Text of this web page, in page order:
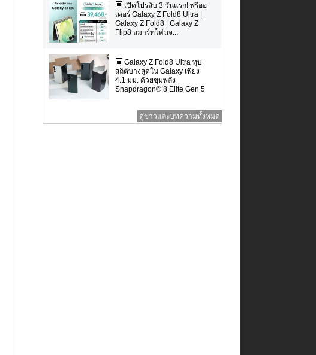
เปิดโปรลับ 3 วันแรก! พรีออ
เดอร์ Galaxy Z Fold8 Ultra |
Galaxy Z Fold8 | Galaxy Z
Flip8 สมาร์ทโฟนจ...
Galaxy Z Fold8 Ultra ทุบ
สถิติบางสุดใน Galaxy เพียง
4.1 มม. ด้วยขุมพลัง
Snapdragon® 8 Elite Gen 5
ดูข่าวและบทความทั้งหมด